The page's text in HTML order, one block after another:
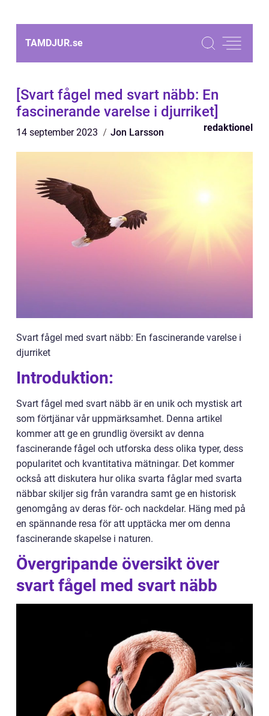
TAMDJUR.se
[Svart fågel med svart näbb: En
fascinerande varelse i djurriket]
14 september 2023 Jon Larsson redaktionel
Svart fågel med svart näbb: En fascinerande varelse i
djurriket
Introduktion:
Svart fågel med svart näbb är en unik och mystisk art
som förtjänar vår uppmärksamhet. Denna artikel
kommer att ge en grundlig översikt av denna
fascinerande fågel och utforska dess olika typer, dess
popularitet och kvantitativa mätningar. Det kommer
också att diskutera hur olika svarta fåglar med svarta
näbbar skiljer sig från varandra samt ge en historisk
genomgång av deras för- och nackdelar. Häng med på
en spännande resa för att upptäcka mer om denna
fascinerande skapelse i naturen.
Övergripande översikt över
svart fågel med svart näbb